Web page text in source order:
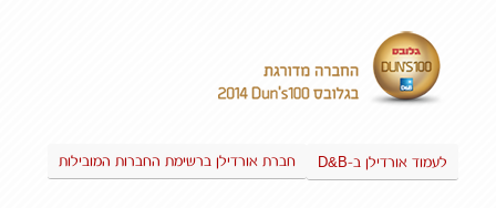
לעמוד אורדילן ב-D&B חברת אורדילן ברשימת החברות המובילות